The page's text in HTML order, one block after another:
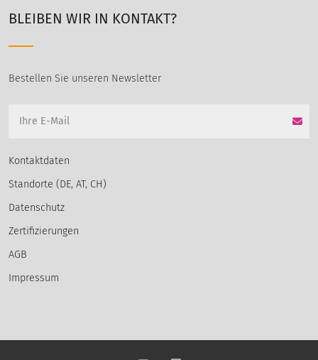
BLEIBEN WIR IN KONTAKT?
Bestellen Sie unseren Newsletter
Kontaktdaten
Standorte (DE, AT, CH)
Datenschutz
Zertifizierungen
AGB
Impressum